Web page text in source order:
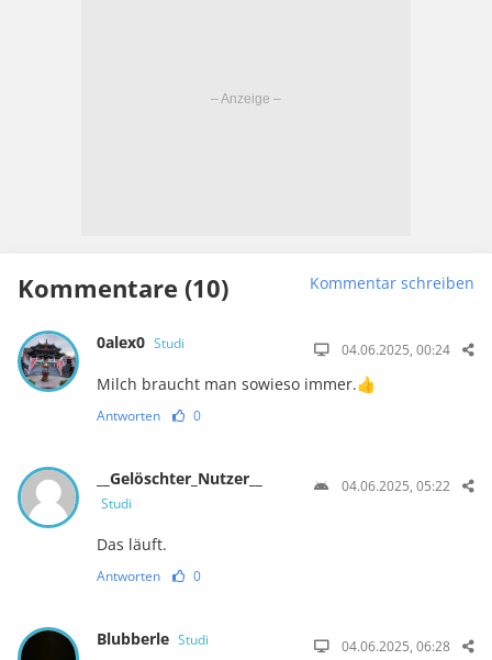
Kommentare (10) Kommentar schreiben
0alex0 Studi 04.06.2025, 00:24
Milch braucht man sowieso immer.👍
Antworten 0
__Gelöschter_Nutzer__
Studi
04.06.2025, 05:22
Das läuft.
Antworten 0
Blubberle Studi 04.06.2025, 06:28